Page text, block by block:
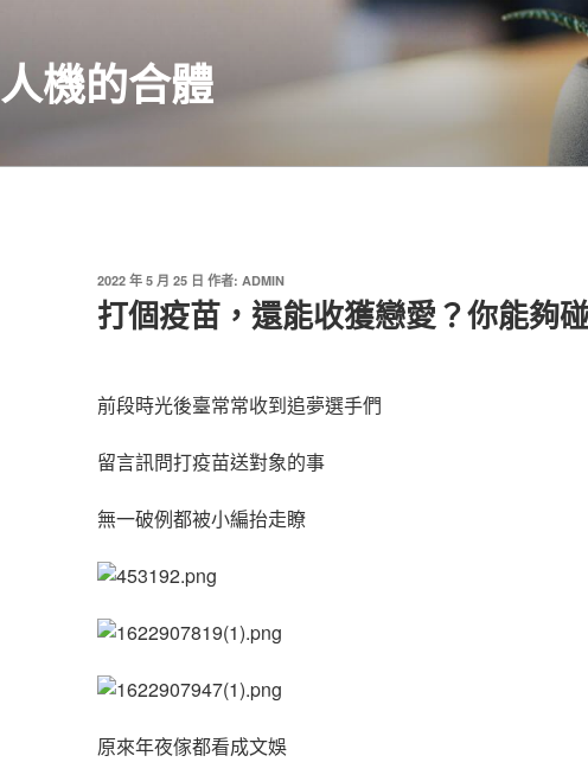
人機的合體
發
佈
於
2022 年 5 月 25 日 作者: ADMIN
打個疫苗，還能收獲戀愛？你能夠
前段時光後臺常常收到追夢選手們
留言訊問打疫苗送對象的事
無一破例都被小編抬走瞭
原來年夜傢都看成文娛